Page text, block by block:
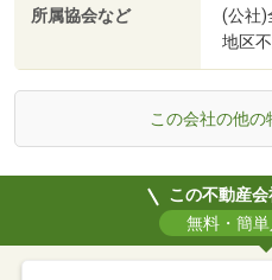
所属協会など
(公社)
地区
この会社の他の
この不動産
無料・簡